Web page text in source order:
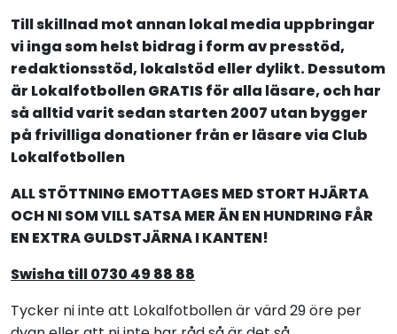
Till skillnad mot annan lokal media uppbringar
vi inga som helst bidrag i form av presstöd,
redaktionsstöd, lokalstöd eller dylikt. Dessutom
är Lokalfotbollen GRATIS för alla läsare, och har
så alltid varit sedan starten 2007 utan bygger
på frivilliga donationer från er läsare via Club
Lokalfotbollen
ALL STÖTTNING EMOTTAGES MED STORT HJÄRTA
OCH NI SOM VILL SATSA MER ÄN EN HUNDRING FÅR
EN EXTRA GULDSTJÄRNA I KANTEN!
Swisha till 0730 49 88 88
Tycker ni inte att Lokalfotbollen är värd 29 öre per